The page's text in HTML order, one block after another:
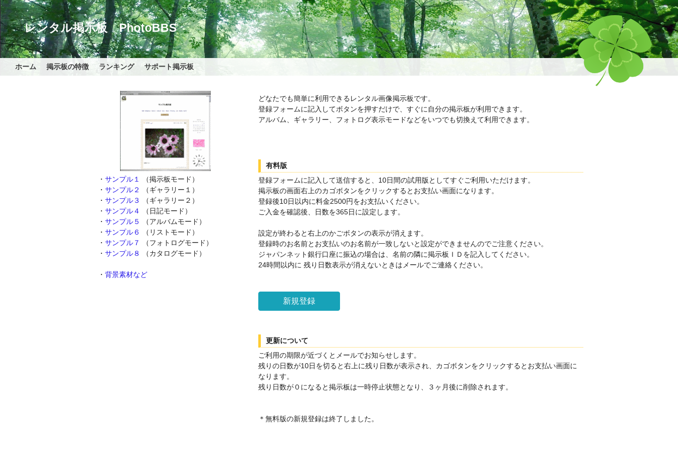
レンタル掲示板 PhotoBBS
ホーム 掲示板の特徴 ランキング サポート掲示板
・ サンプル１
（掲示板モード）
・ サンプル２
（ギャラリー１）
・ サンプル３
（ギャラリー２）
・ サンプル４
（日記モード）
・ サンプル５
（アルバムモード）
・ サンプル６
（リストモード）
・ サンプル７
（フォトログモード）
・ サンプル８ （カタログモード）
・ 背景素材など
どなたでも簡単に利用できるレンタル画像掲示板です。
登録フォームに記入してボタンを押すだけで、すぐに自分の掲示板が利用できます。
アルバム、ギャラリー、フォトログ表示モードなどをいつでも切換えて利用できます。
有料版
登録フォームに記入して送信すると、10日間の試用版としてすぐご利用いただけます。
掲示板の画面右上のカゴボタンをクリックするとお支払い画面になります。
登録後10日以内に料金2500円をお支払いください。
ご入金を確認後、日数を365日に設定します。
設定が終わると右上のかごボタンの表示が消えます。
登録時のお名前とお支払いのお名前が一致しないと設定ができませんのでご注意ください。
ジャパンネット銀行口座に振込の場合は、名前の隣に掲示板ＩＤを記入してください。
24時間以内に 残り日数表示が消えないときはメールでご連絡ください。
新規登録
更新について
ご利用の期限が近づくとメールでお知らせします。
残りの日数が10日を切ると右上に残り日数が表示され、カゴボタンをクリックするとお支払い画面に
なります。
残り日数が０になると掲示板は一時停止状態となり、３ヶ月後に削除されます。
＊無料版の新規登録は終了しました。